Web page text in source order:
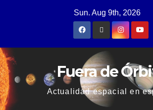
Sun. Aug 9th, 2026
Fuera de
Actualidad espacial en